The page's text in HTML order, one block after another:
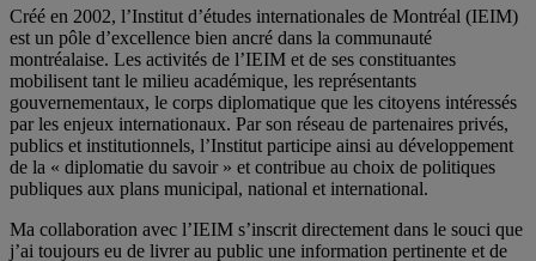
Créé en 2002, l’Institut d’études internationales de Montréal (IEIM)
est un pôle d’excellence bien ancré dans la communauté
montréalaise. Les activités de l’IEIM et de ses constituantes
mobilisent tant le milieu académique, les représentants
gouvernementaux, le corps diplomatique que les citoyens intéressés
par les enjeux internationaux. Par son réseau de partenaires privés,
publics et institutionnels, l’Institut participe ainsi au développement
de la « diplomatie du savoir » et contribue au choix de politiques
publiques aux plans municipal, national et international.
Ma collaboration avec l’IEIM s’inscrit directement dans le souci que
j’ai toujours eu de livrer au public une information pertinente et de